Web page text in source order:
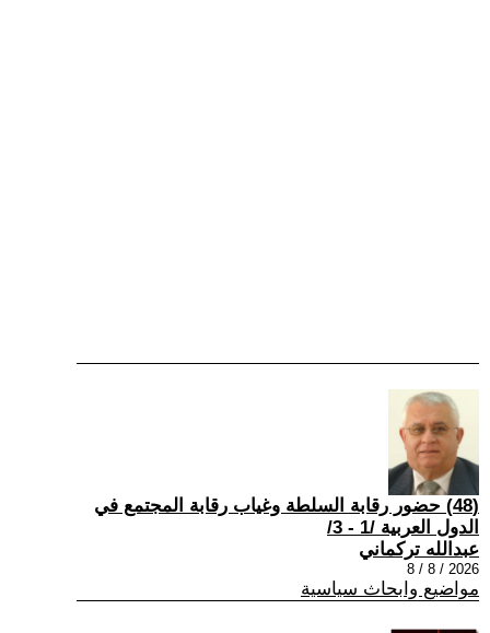
(48) حضور رقابة السلطة وغياب رقابة المجتمع في
الدول العربية /1 - 3/
عبدالله تركماني
2026 / 8 / 8
مواضيع وابحاث سياسية